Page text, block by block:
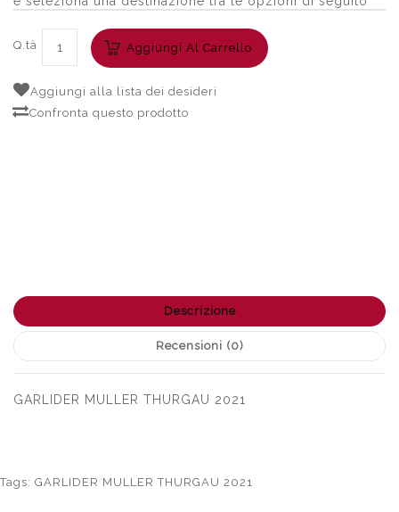
Q.tà Aggiungi Al Carrello
Aggiungi alla lista dei desideri
Confronta questo prodotto
Descrizione
Recensioni (0)
GARLIDER MULLER THURGAU 2021
Tags: GARLIDER MULLER THURGAU 2021